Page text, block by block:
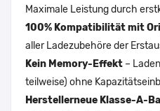
Maximale Leistung durch
100% Kompatibilität mit
aller Ladezubehöre der
Kein Memory-Effekt –
teilweise) ohne
Herstellerneue Klasse-A-